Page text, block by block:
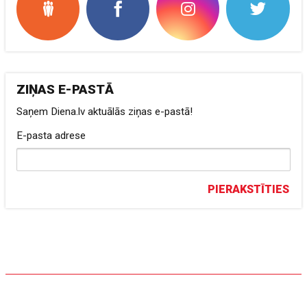
ZIŅAS E-PASTĀ
Saņem Diena.lv aktuālās ziņas e-pastā!
E-pasta adrese
PIERAKSTĪTIES